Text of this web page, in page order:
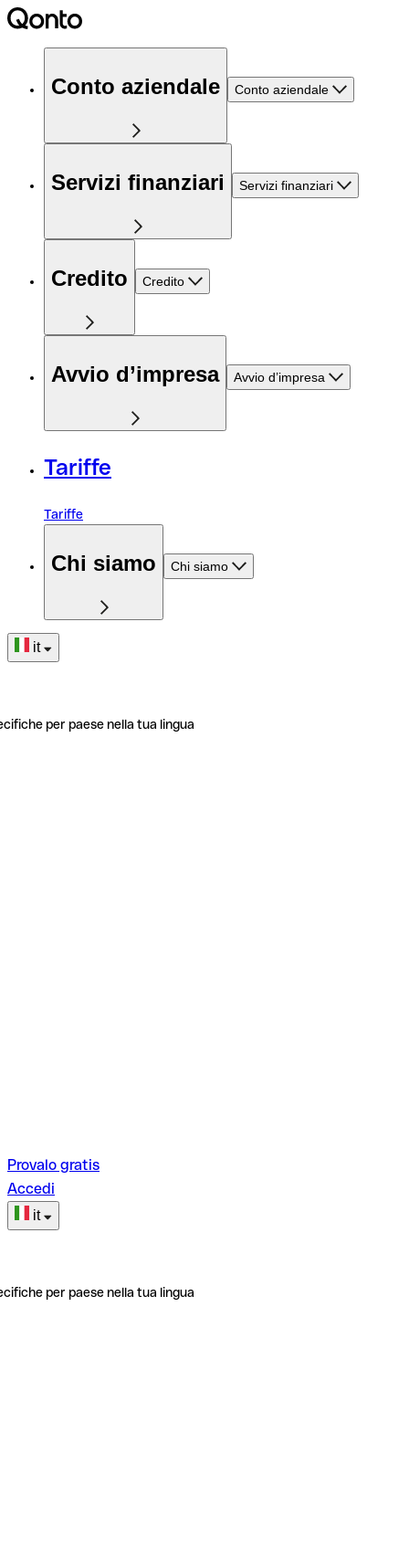
Conto aziendale Conto aziendale
Servizi finanziari Servizi finanziari
Credito Credito
Avvio d’impresa Avvio d’impresa
Tariffe
Tariffe
Chi siamo Chi siamo
it
per paese nella tua lingua
Provalo gratis
Accedi
it
per paese nella tua lingua